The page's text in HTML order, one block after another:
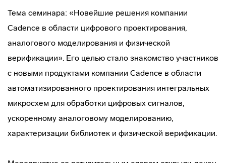
Тема семинара: «Новейшие решения компании
Cadence в области цифрового проектирования,
аналогового моделирования и физической
верификации». Его целью стало знакомство участников
с новыми продуктами компании Cadence в области
автоматизированного проектирования интегральных
микросхем для обработки цифровых сигналов,
ускоренному аналоговому моделированию,
характеризации библиотек и физической верификации.